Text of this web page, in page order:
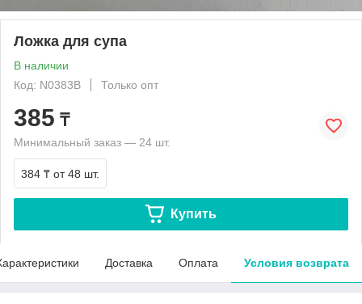
Ложка для супа
В наличии
Код: N0383B
Только опт
385 ₸
Минимальный заказ — 24 шт.
384 ₸ от 48 шт.
Купить
Доставка Оплата Условия возврата